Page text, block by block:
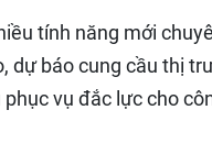
tính năng mới
dự báo cung cầu thị
vụ đắc lực cho